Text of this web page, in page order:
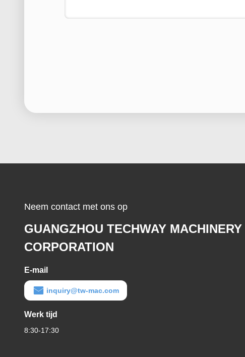
Neem contact met ons op
GUANGZHOU TECHWAY MACHINERY
CORPORATION
E-mail
inquiry@tw-mac.com
Werk tijd
8:30-17:30